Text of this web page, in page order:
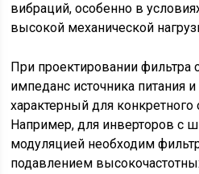
вибраций, особенно в
высокой механической
При проектировании фильтра
импеданс источника питания
характерный для конкретного
Например, для инверторов с
модуляцией необходим
подавлением